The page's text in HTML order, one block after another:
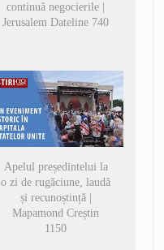
continuă negocierile |
Jerusalem Dateline 740
Apelul președintelui la
o zi de rugăciune, laudă
și recunoștință |
Mapamond Creștin
1150